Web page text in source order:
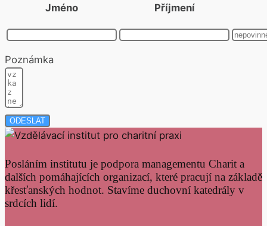
Jméno
Příjmení
Poznámka
ODESLAT
Posláním institutu je podpora managementu Charit a
dalších pomáhajících organizací, které pracují na základě
křesťanských hodnot. Stavíme duchovní katedrály v
srdcích lidí.